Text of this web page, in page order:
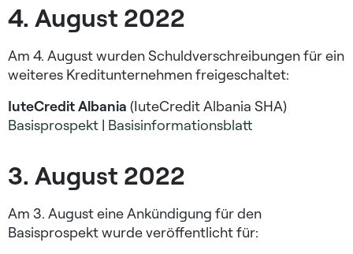
4. August 2022
Am 4. August wurden Schuldverschreibungen für ein
weiteres Kreditunternehmen freigeschaltet:
IuteCredit Albania (IuteCredit Albania SHA)
Basisprospekt | Basisinformationsblatt
3. August 2022
Am 3. August eine Ankündigung für den
Basisprospekt wurde veröffentlicht für: